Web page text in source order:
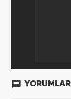
YORUMLAR